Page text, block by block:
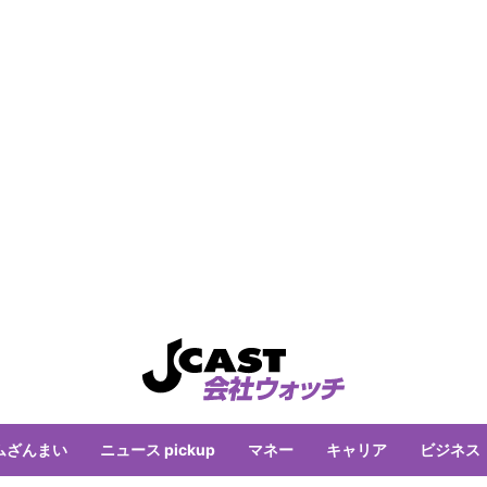
ざんまい ニュース pickup マネー キャリア ビジネス